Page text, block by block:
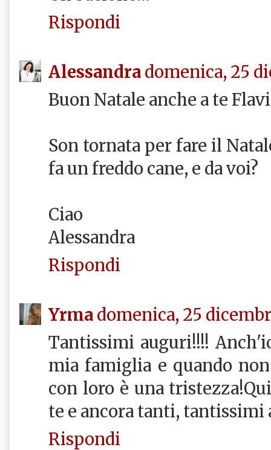
Rispondi
Alessandra domenica, 25
Buon Natale anche a te
Son tornata per fare il
fa un freddo cane, e da voi?
Ciao
Alessandra
Rispondi
Yrma domenica, 25
Tantissimi auguri!!!!
mia famiglia e quando
con loro è una
te e ancora tanti, tantissimi
Rispondi